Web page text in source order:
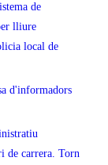
de
lliure
local de
d'informadors
de carrera. Torn